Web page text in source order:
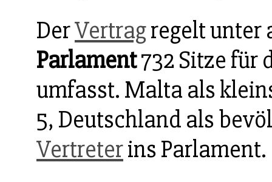
DerVertragregelt unter
Parlament732 Sitze für
umfasst. Malta als
5, Deutschland als
Vertreterins Parlament.